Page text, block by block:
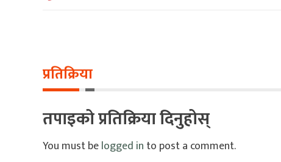
प्रतिक्रिया
तपाइको प्रतिक्रिया दिनुहोस्
You must belogged in to post a comment.